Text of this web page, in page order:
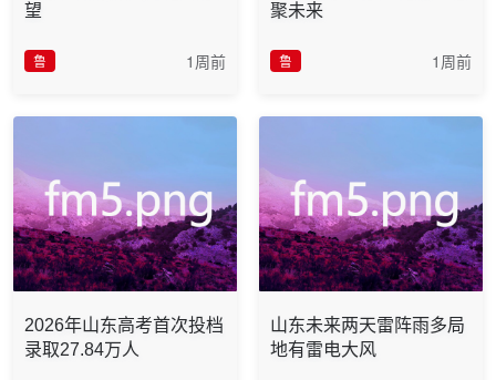
望
鲁 1周前
聚未来
鲁 1周前
2026年山东高考首次投档
录取27.84万人
山东未来两天雷阵雨多局
地有雷电大风